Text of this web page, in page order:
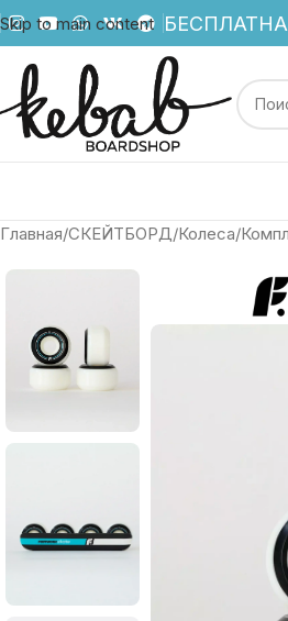
Skip to main content
Главная СКЕЙТБОРД Колеса